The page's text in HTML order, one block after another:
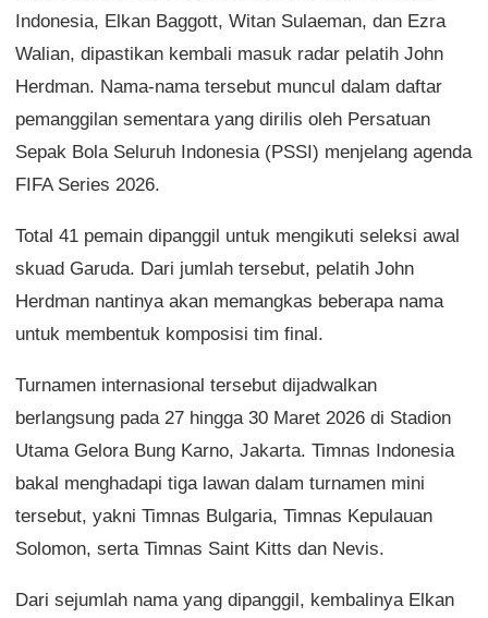
Indonesia, Elkan Baggott, Witan Sulaeman, dan Ezra
Walian, dipastikan kembali masuk radar pelatih John
Herdman. Nama-nama tersebut muncul dalam daftar
pemanggilan sementara yang dirilis oleh Persatuan
Sepak Bola Seluruh Indonesia (PSSI) menjelang agenda
FIFA Series 2026.
Total 41 pemain dipanggil untuk mengikuti seleksi awal
skuad Garuda. Dari jumlah tersebut, pelatih John
Herdman nantinya akan memangkas beberapa nama
untuk membentuk komposisi tim final.
Turnamen internasional tersebut dijadwalkan
berlangsung pada 27 hingga 30 Maret 2026 di Stadion
Utama Gelora Bung Karno, Jakarta. Timnas Indonesia
bakal menghadapi tiga lawan dalam turnamen mini
tersebut, yakni Timnas Bulgaria, Timnas Kepulauan
Solomon, serta Timnas Saint Kitts dan Nevis.
Dari sejumlah nama yang dipanggil, kembalinya Elkan